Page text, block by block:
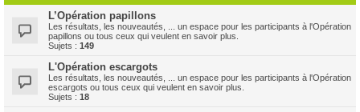
e
r
e
L’Opération papillons
Les résultats, les nouveautés, ... un espace pour les participants à l'Opération
papillons ou tous ceux qui veulent en savoir plus.
Sujets : 149
L'Opération escargots
Les résultats, les nouveautés, ... un espace pour les participants à l'Opération
escargots ou tous ceux qui veulent en savoir plus.
Sujets : 18